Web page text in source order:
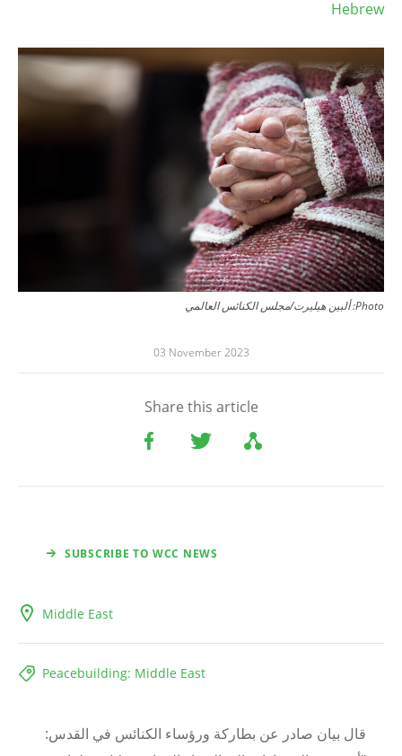
Hebrew
Image
Photo: ألبين هيليرت/مجلس الكنائس العالمي
03 November 2023
Share this article
SUBSCRIBE TO WCC NEWS
Middle East
Peacebuilding: Middle East
قال بيان صادر عن بطاركة ورؤساء الكنائس في القدس: